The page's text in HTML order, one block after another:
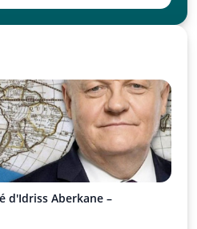
d'Idriss Aberkane –